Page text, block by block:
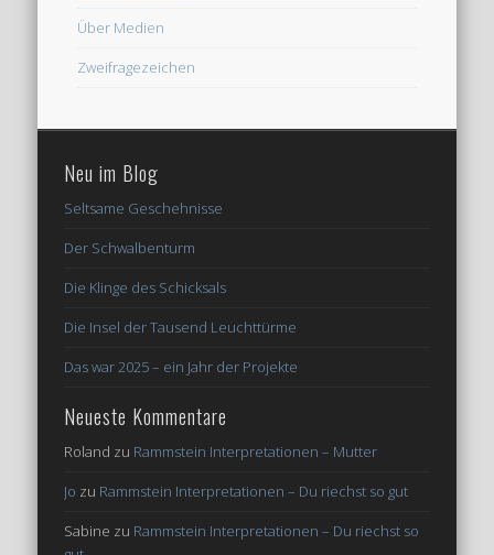
Über Medien
Zweifragezeichen
Neu im Blog
Seltsame Geschehnisse
Der Schwalbenturm
Die Klinge des Schicksals
Die Insel der Tausend Leuchttürme
Das war 2025 – ein Jahr der Projekte
Neueste Kommentare
Roland zu Rammstein Interpretationen – Mutter
Jo zu Rammstein Interpretationen – Du riechst so gut
Sabine zu Rammstein Interpretationen – Du riechst so